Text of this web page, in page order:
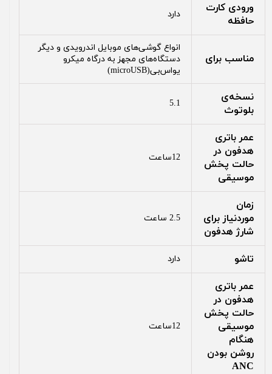
ورودی کارت
حافظه
دارد
مناسب برای
انواع گوشی‌های موبایل اندرویدی و دیگر
دستگاه‌های مجهز به درگاه میکرو
یو‌اس‌بی(microUSB)
نسخه‌ی
بلوتوث
5.1
عمر باتری
هدفون در
حالت پخش
موسیقی
12ساعت
زمان
موردنیاز برای
شارژ هدفون
2.5 ساعت
تاشو دارد
عمر باتری
هدفون در
حالت پخش
موسیقی
هنگام
روشن بودن
ANC
12ساعت